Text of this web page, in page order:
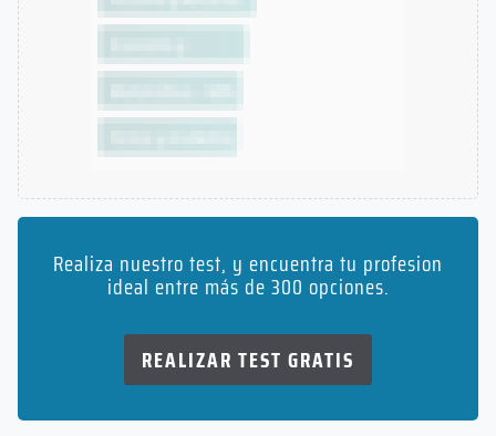
Realiza nuestro test, y encuentra tu profesion
ideal entre más de 300 opciones.
REALIZAR TEST GRATIS